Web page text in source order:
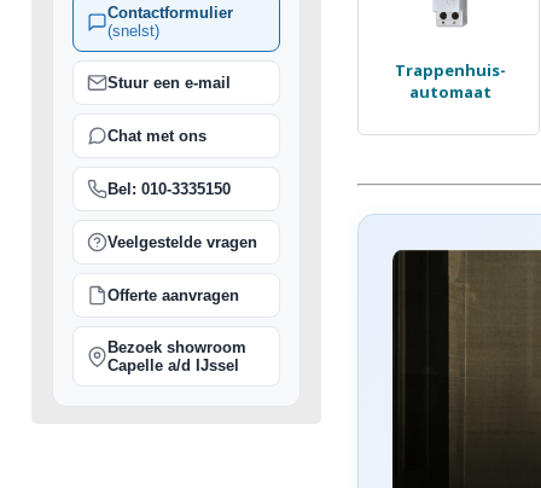
Trappenhuis-
automaat
Contactformulier
(snelst)
Stuur een e-mail
Chat met ons
Bel: 010-3335150
Veelgestelde vragen
Offerte aanvragen
Bezoek showroom
Capelle a/d IJssel